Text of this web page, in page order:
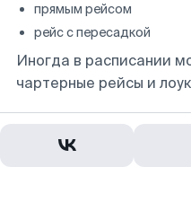
прямым рейсом
рейс с пересадкой
Иногда в расписании
чартерные рейсы и